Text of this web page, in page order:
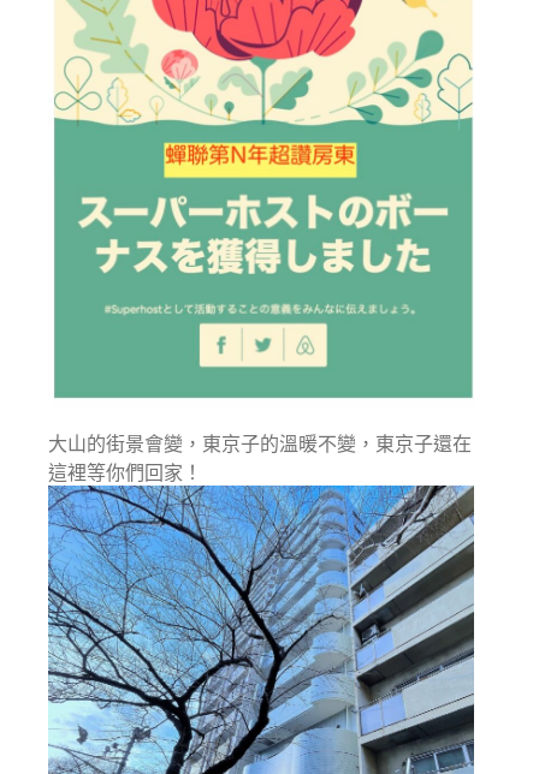
大山的街景會變，東京子的溫暖不變，東京子還在
這裡等你們回家！